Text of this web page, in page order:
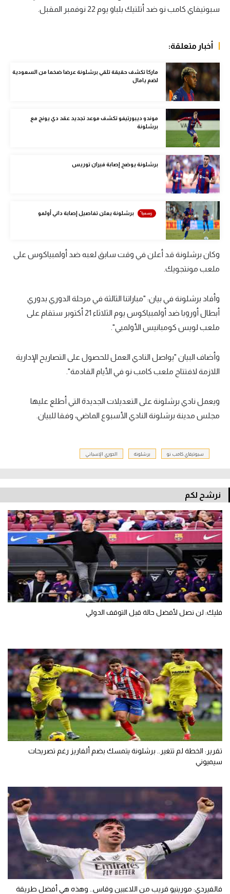
في المونديال
آسيا
أمريكا
ركن الألعاب
أقسام خاصة
Gamers
ميركاتو
تحقيق في الجول
تحليل في الجول
حكايات في الجول
كويز في الجول
سبوتيفاي كامب نو ضد أتلتيك بلباو يوم 22 نوفمبر المقبل.
أخبار متعلقة:
ماركا تكشف حقيقة تلقي برشلونة عرضا ضخما من السعودية
لضم يامال
موندو ديبورتيفو تكشف موعد تجديد عقد دي يونج مع
برشلونة
برشلونة يوضح إصابة فيران توريس
برشلونة يعلن تفاصيل إصابة داني أولمو
وكان برشلونة قد أعلن في وقت سابق لعبه ضد أولمبياكوس على
ملعب مونتجويك.
وأفاد برشلونة في بيان: "مباراتنا الثالثة في مرحلة الدوري بدوري
أبطال أوروبا ضد أولمبياكوس يوم الثلاثاء 21 أكتوبر ستقام على
ملعب لويس كومبانيس الأولمبي".
وأضاف البيان "يواصل النادي العمل للحصول على التصاريح الإدارية
اللازمة لافتتاح ملعب كامب نو في الأيام القادمة".
ويعمل نادي برشلونة على التعديلات الجديدة التي أطلع عليها
مجلس مدينة برشلونة النادي الأسبوع الماضي، وفقا للبيان.
سبوتيفاي كامب نو برشلونة الدوري الإسباني
نرشح لكم
فليك: لن نصل لأفضل حالة قبل التوقف الدولي
تقرير: الخطة لم تتغير.. برشلونة يتمسك بضم ألفاريز رغم تصريحات
سيميوني
فالفيردي: مورينيو قريب من اللاعبين وقاس.. وهذه هي أفضل طريقة